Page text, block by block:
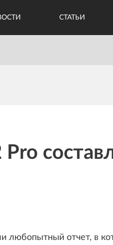
СТАТЬИ
любопытный отчет, в